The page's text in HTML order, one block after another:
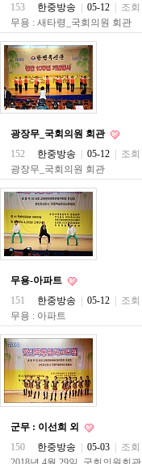
렌
트
사
이
트
순
비
웹
토
실
시
간
무
간
대
출
키
넷
통
153
한중방송 05-12 조회
무용 : 새타령_국회의원 회관
광장무_국회의원 회관
152
한중방송 05-12 조회
광장무_국회의원 회관
무용-아파트
151
한중방송 05-12 조회
무용 : 아파트
군무 : 이선희 외
150
한중방송 05-03 조회